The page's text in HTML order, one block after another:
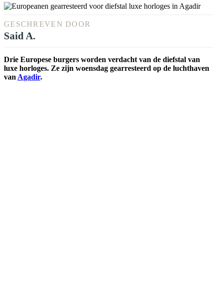
GESCHREVEN DOOR
Said A.
Drie Europese burgers worden verdacht van de diefstal van
luxe horloges. Ze zijn woensdag gearresteerd op de luchthaven
van Agadir.